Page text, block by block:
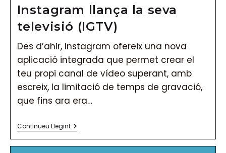
Instagram llança la seva
televisió (IGTV)
Des d’ahir, Instagram ofereix una nova
aplicació integrada que permet crear el
teu propi canal de vídeo superant, amb
escreix, la limitació de temps de gravació,
que fins ara era…
Continueu LlegintInstagram
Llança
La